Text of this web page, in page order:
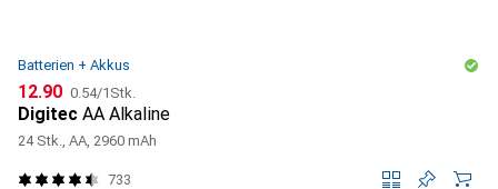
Batterien + Akkus
CHF
12.90 CHF
0.54/1Stk.
Digitec AA Alkaline
24 Stk., AA, 2960 mAh
733